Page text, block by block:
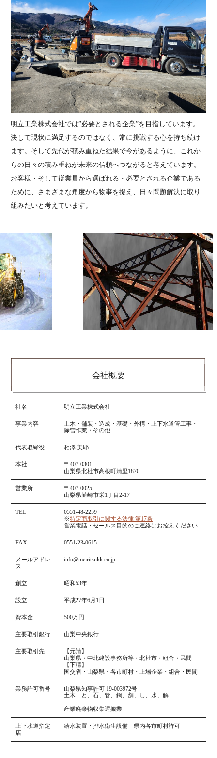
明立工業株式会社では”必要とされる企業”を目指しています。
決して現状に満足するのではなく、常に挑戦する心を持ち続け
ます。そして先代が積み重ねた結果で今があるように、これか
らの日々の積み重ねが未来の信頼へつながると考えています。
お客様・そして従業員から選ばれる・必要とされる企業である
ために、さまざまな角度から物事を捉え、日々問題解決に取り
組みたいと考えています。
会社概要
社名 明立工業株式会社
事業内容
土木・舗装・造成・基礎・外構・上下水道管工事・
除雪作業・その他
代表取締役 相澤 美耶
本社
〒407-0301
山梨県北杜市高根町清里1870
営業所
〒407-0025
山梨県韮崎市栄1丁目2-17
TEL
0551-48-2259
※特定商取引に関する法律 第17条
営業電話・セールス目的のご連絡はお控えください
FAX 0551-23-0615
メールアドレ
ス
info@meiritsukk.co.jp
創立 昭和53年
設立 平成27年6月1日
資本金 500万円
主要取引銀行 山梨中央銀行
主要取引先
【元請】
山梨県・中北建設事務所等・北杜市・組合・民間
【下請】
国交省・山梨県・各市町村・上場企業・組合・民間
業務許可番号
山梨県知事許可 19-003972号
土木、と、石、管、鋼、舗、し、水、解
産業廃棄物収集運搬業
上下水道指定
店
給水装置・排水衛生設備 県内各市町村許可